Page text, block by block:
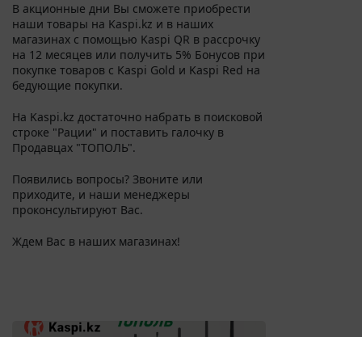
В акционные дни Вы сможете приобрести
наши товары на Kaspi.kz и в наших
магазинах с помощью Kaspi QR в рассрочку
на 12 месяцев или получить 5% Бонусов при
покупке товаров с Kaspi Gold и Kaspi Red на
бедующие покупки.
На Kaspi.kz достаточно набрать в поисковой
строке "Рации" и поставить галочку в
Продавцах "ТОПОЛЬ".
Появились вопросы? Звоните или
приходите, и наши менеджеры
проконсультируют Вас.
Ждем Вас в наших магазинах!